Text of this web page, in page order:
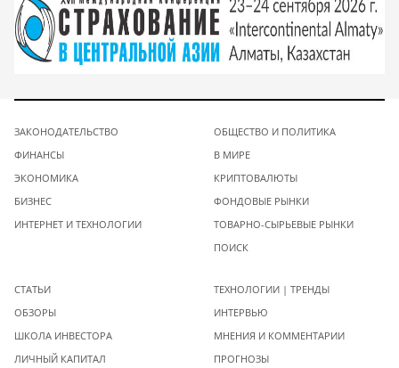
ЗАКОНОДАТЕЛЬСТВО
ФИНАНСЫ
ЭКОНОМИКА
БИЗНЕС
ИНТЕРНЕТ И ТЕХНОЛОГИИ
ОБЩЕСТВО И ПОЛИТИКА
В МИРЕ
КРИПТОВАЛЮТЫ
ФОНДОВЫЕ РЫНКИ
ТОВАРНО-СЫРЬЕВЫЕ РЫНКИ
ПОИСК
СТАТЬИ
ОБЗОРЫ
ШКОЛА ИНВЕСТОРА
ЛИЧНЫЙ КАПИТАЛ
ТЕХНОЛОГИИ | ТРЕНДЫ
ИНТЕРВЬЮ
МНЕНИЯ И КОММЕНТАРИИ
ПРОГНОЗЫ